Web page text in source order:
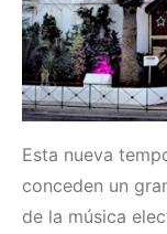
Esta nueva
conceden un
de la música